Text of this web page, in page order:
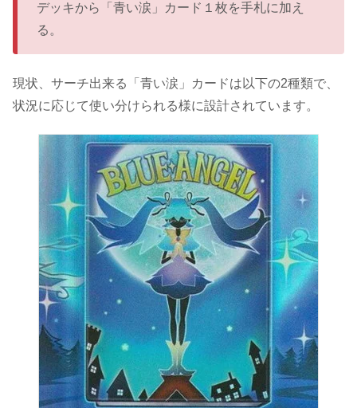
デッキから「青い涙」カード１枚を手札に加え
る。
現状、サーチ出来る「青い涙」カードは以下の2種類で、
状況に応じて使い分けられる様に設計されています。